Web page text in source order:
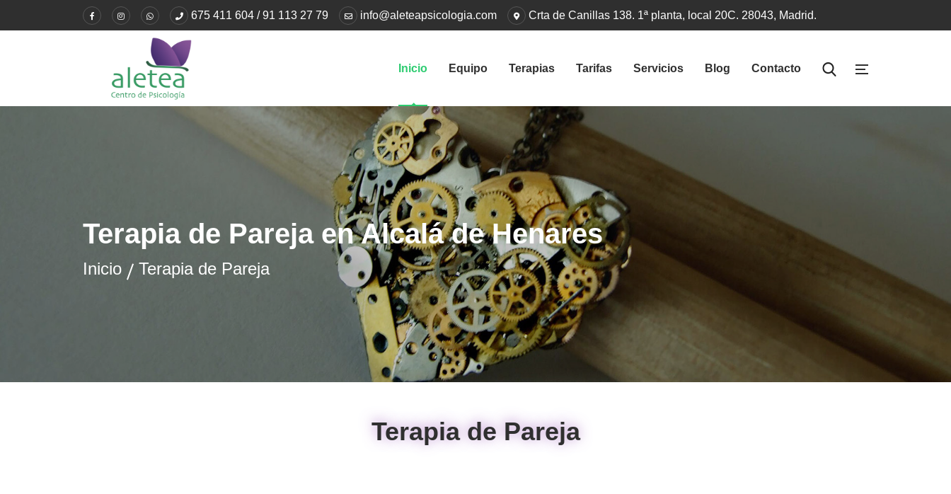
675 411 604 / 91 113 27 79 info@aleteapsicologia.com Crta de Canillas 138. 1ª planta, local 20C. 28043, Madrid.
Inicio Equipo Terapias Tarifas Servicios Blog Contacto
Terapia de Pareja en Alcalá de Henares
Inicio Terapia de Pareja
Terapia de Pareja